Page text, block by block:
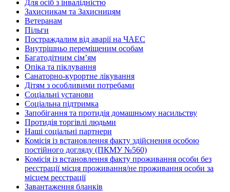
Для осіб з інвалідністю
Захисникам та Захисницям
Ветеранам
Пільги
Постраждалим від аварії на ЧАЕС
Внутрішньо переміщеним особам
Багатодітним сім’ям
Опіка та піклування
Санаторно-курортне лікування
Дітям з особливими потребами
Соціальні установи
Соціальна підтримка
Запобігання та протидія домашньому насильству
Протидія торгівлі людьми
Наші соціальні партнери
Комісія із встановлення факту здійснення особою
постійного догляду (ПКМУ №560)
Комісія із встановлення факту проживання особи без
реєстрації місця проживання/не проживання особи за
місцем реєстрації
Завантаження бланків